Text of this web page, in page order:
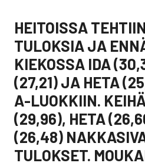
HEITOISSA
TULOKSIA JA
KIEKOSSA IDA
(27,21) JA HETA
A-LUOKKIIN.
(29,96), HETA
(26,48)
TULOKSET.